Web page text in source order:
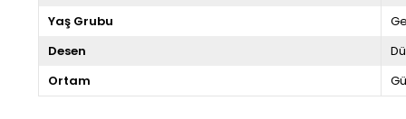
Yaş Grubu
Desen
Ortam